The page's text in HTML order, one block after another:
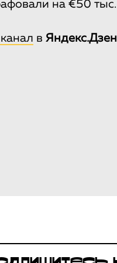
на €50 тыс.
в Яндекс.Дзен